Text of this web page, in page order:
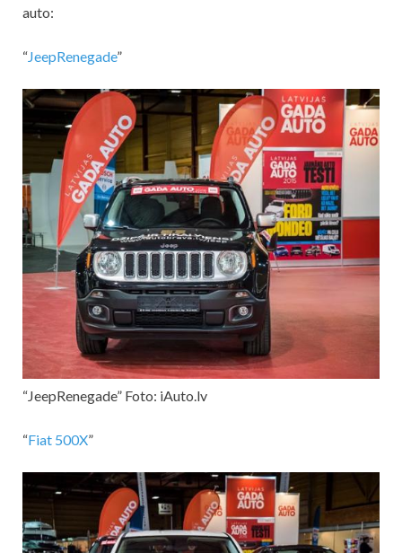
auto:
“JeepRenegade”
“JeepRenegade” Foto: iAuto.lv
“Fiat 500X”